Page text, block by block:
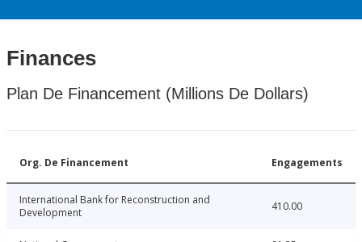
Finances
Plan De Financement (Millions De Dollars)
Org. De Financement Engagements
International Bank for Reconstruction and
Development
410.00